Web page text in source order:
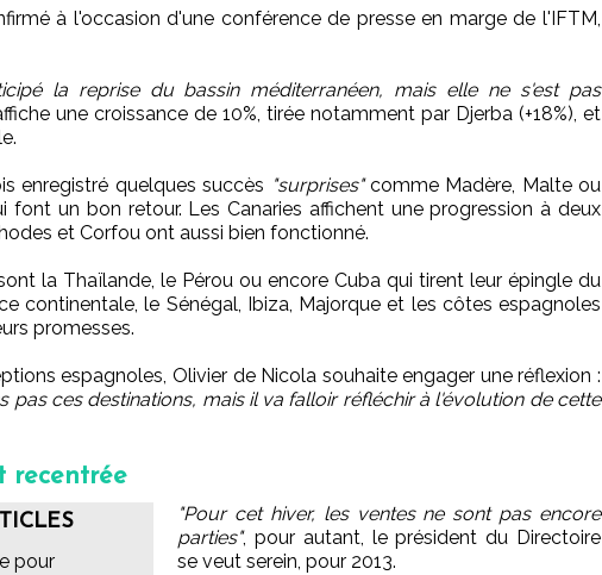
à l'occasion d'une conférence de presse en marge de l'IFTM,
la reprise du bassin méditerranéen, mais elle ne s'est pas
une croissance de 10%, tirée notamment par Djerba (+18%), et
enregistré quelques succès "surprises"comme Madère, Malte ou
font un bon retour. Les Canaries affichent une progression à deux
et Corfou ont aussi bien fonctionné.
la Thaïlande, le Pérou ou encore Cuba qui tirent leur épingle du
continentale, le Sénégal, Ibiza, Majorque et les côtes espagnoles
promesses.
espagnoles, Olivier de Nicola souhaite engager une réflexion :
pas ces destinations, mais il va falloir réfléchir à l'évolution de cette
recentrée
pour
"Pour cet hiver, les ventes ne sont pas encore
parties", pour autant, le président du Directoire
se veut serein, pour 2013.